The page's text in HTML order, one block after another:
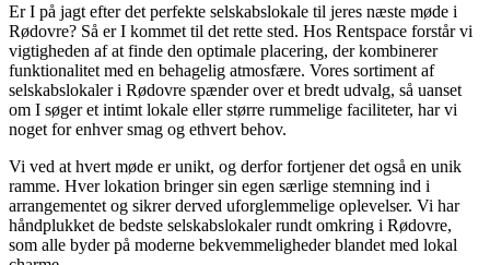
Er I på jagt efter det perfekte selskabslokale til jeres næste møde i
Rødovre? Så er I kommet til det rette sted. Hos Rentspace forstår vi
vigtigheden af at finde den optimale placering, der kombinerer
funktionalitet med en behagelig atmosfære. Vores sortiment af
selskabslokaler i Rødovre spænder over et bredt udvalg, så uanset
om I søger et intimt lokale eller større rummelige faciliteter, har vi
noget for enhver smag og ethvert behov.
Vi ved at hvert møde er unikt, og derfor fortjener det også en unik
ramme. Hver lokation bringer sin egen særlige stemning ind i
arrangementet og sikrer derved uforglemmelige oplevelser. Vi har
håndplukket de bedste selskabslokaler rundt omkring i Rødovre,
som alle byder på moderne bekvemmeligheder blandet med lokal